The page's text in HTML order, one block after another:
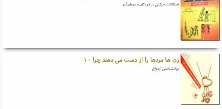
اختلالات حرکتی در کودکان و درمان آن
زن ها مردها را از دست می دهند چرا - ۱
روانشناسی ازدواج